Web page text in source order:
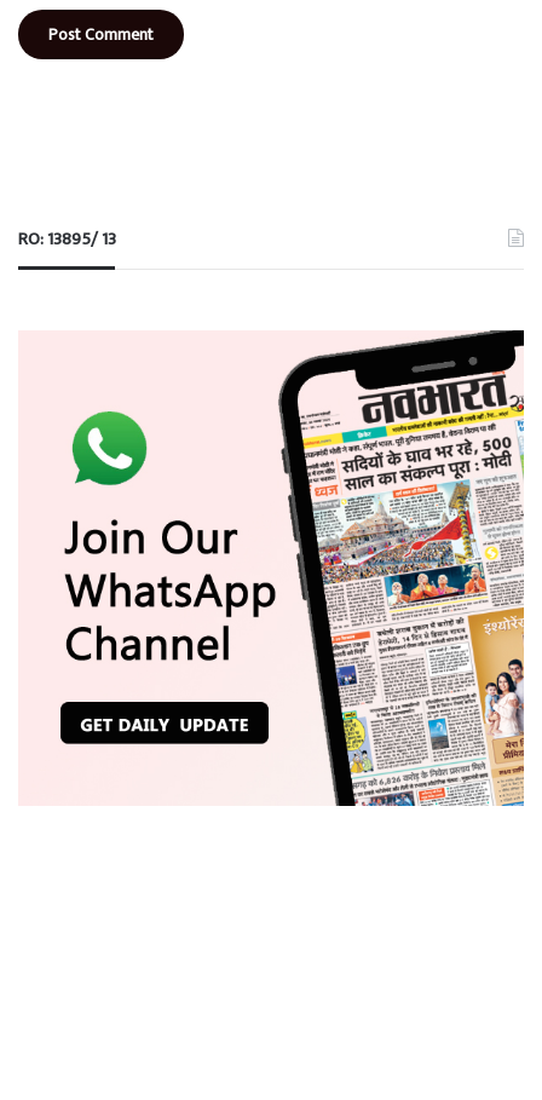
RO: 13895/ 13